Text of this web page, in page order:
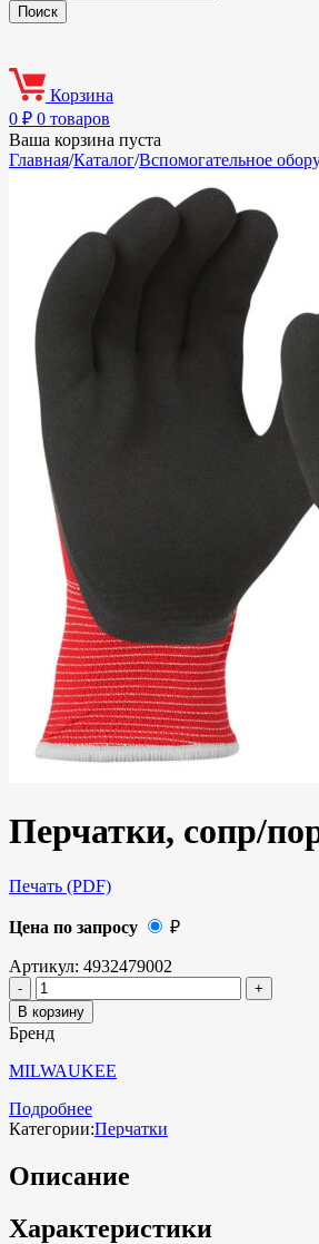
Корзина
0 ₽ 0 товаров
Ваша корзина пуста
Главная/Каталог/Вспомогательное
Перчатки, сопр/
Печать (PDF)
Цена по запросу ₽
Артикул: 4932479002
В корзину
Бренд
MILWAUKEE
Подробнее
Категории:Перчатки
Описание
Характеристики